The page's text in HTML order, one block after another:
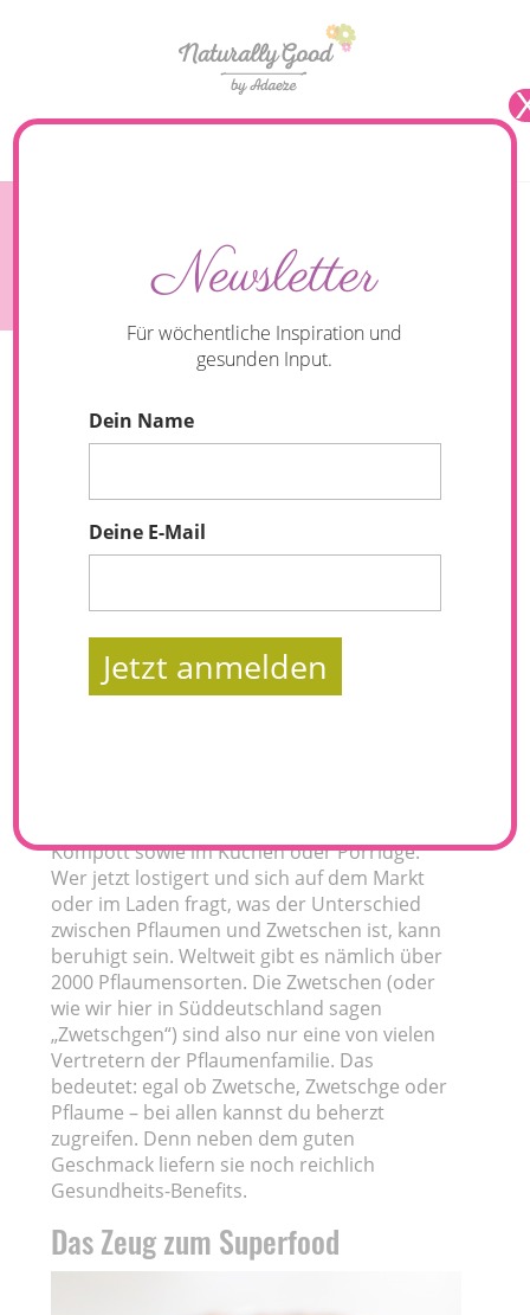
Kompott sowie im Kuchen oder Porridge.
Wer jetzt lostigert und sich auf dem Markt
oder im Laden fragt, was der Unterschied
zwischen Pflaumen und Zwetschen ist, kann
beruhigt sein. Weltweit gibt es nämlich über
2000 Pflaumensorten. Die Zwetschen (oder
wie wir hier in Süddeutschland sagen
„Zwetschgen“) sind also nur eine von vielen
Vertretern der Pflaumenfamilie. Das
bedeutet: egal ob Zwetsche, Zwetschge oder
Pflaume – bei allen kannst du beherzt
zugreifen. Denn neben dem guten
Geschmack liefern sie noch reichlich
Gesundheits-Benefits.
Das Zeug zum Superfood
Newsletter
Für wöchentliche Inspiration und
gesunden Input.
Dein Name
Deine E-Mail
Jetzt anmelden